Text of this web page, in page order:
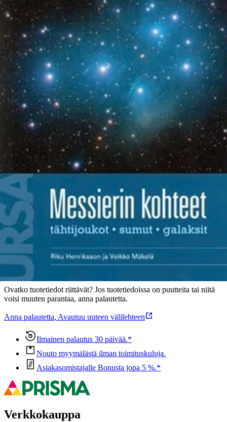
Ei saatavilla
Tuotekuvaus
Vuonna 1785 ranskalainen tähtitieteilijä Charles Messier löysi
taivaalta himmeän sumuläiskän. Hän merkitsi paikan muistiin, jottei
sekoittaisi sitä etsimiinsä pyrstötähtiin. Löydöstä tuli M1, Rapusumu,
ensimmäinen taivaankohde hänen luettelossaan. Elämänsä aikana
Messier luetteloi yli sata tällaista kohdetta. Nämä sumut, tähtijoukot
ja galaksit ovat tähtiharrastajan suosituimpia metsästyskohteita.
Monet näkyvät jo kiikarilla tai pienellä kaukoputkella, mutta
vaikeimpien löytäminen vaatii kärsivällisyyttä ja intoa. Kirja sisältää
ohjeet ja etsintäkartat, joiden avulla aloittelijakin voi lähteä
tutkimusmatkalle Messierin jalanjäljissä.
Näytä lisää tuotekuvausta
Ominaisuudet
Oletko tyytyväinen tuotetietoihin?
Ovatko tuotetiedot riittävät? Jos tuotetiedoissa on puutteita tai niitä
voisi muuten parantaa, anna palautetta.
Anna palautetta, Avautuu uuteen välilehteen
Ilmainen palautus 30 päivää.*
Nouto myymälästä ilman toimituskuluja.
Asiakasomistajalle Bonusta jopa 5 %.*
Verkkokauppa